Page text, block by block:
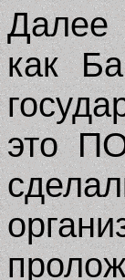
Далее
как
это